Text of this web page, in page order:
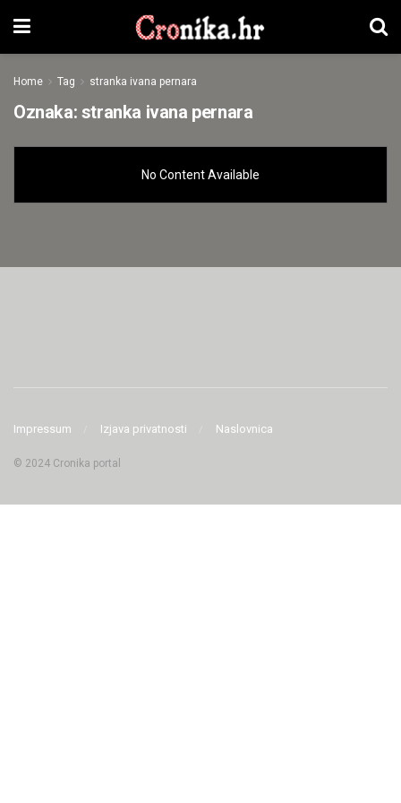
Home Tag stranka ivana pernara
Oznaka: stranka ivana pernara
No Content Available
Impressum Izjava privatnosti Naslovnica
© 2024 Cronika portal